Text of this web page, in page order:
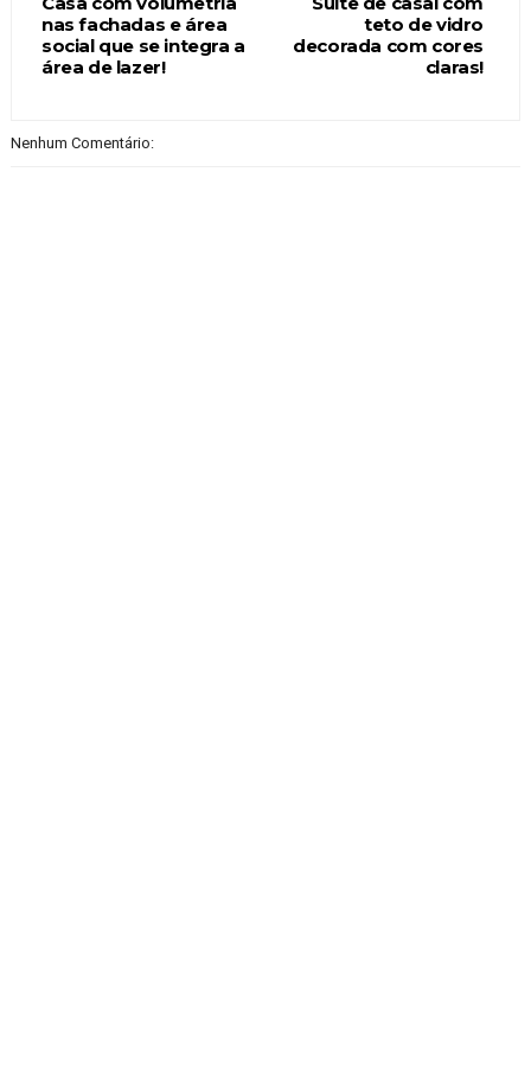
teto de vidro
decorada com cores
claras!
nas fachadas e área
social que se integra a
área de lazer!
Nenhum Comentário: